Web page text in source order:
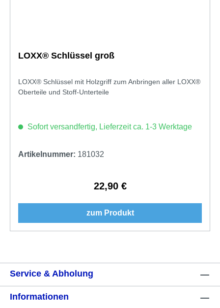
LOXX® Schlüssel groß
LOXX® Schlüssel mit Holzgriff zum Anbringen aller LOXX®
Oberteile und Stoff-Unterteile
Sofort versandfertig, Lieferzeit ca. 1-3 Werktage
Artikelnummer: 181032
Regulärer Preis:
22,90 €
zum Produkt
Service & Abholung
Informationen